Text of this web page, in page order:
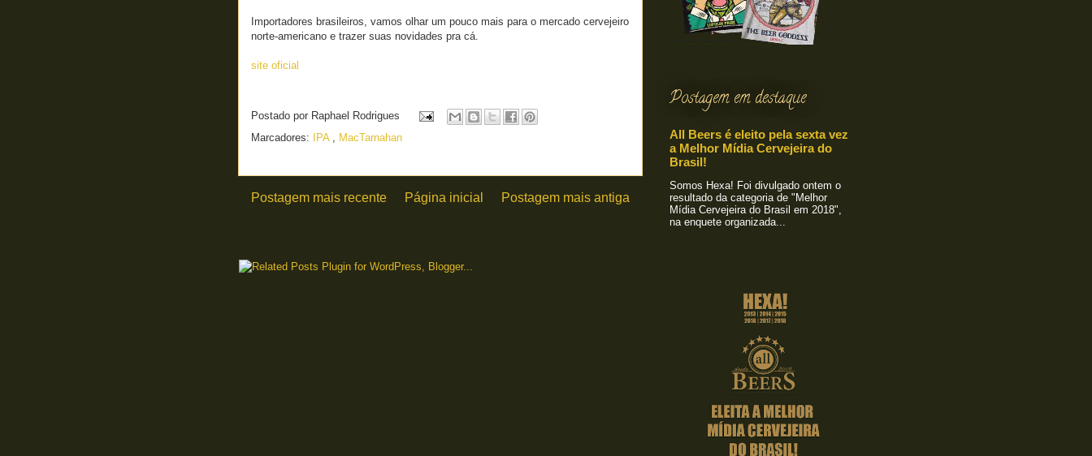
Importadores brasileiros, vamos olhar um pouco mais para o mercado cervejeiro
norte-americano e trazer suas novidades pra cá.
site oficial
Postado por Raphael Rodrigues
Marcadores:
IPA , MacTarnahan
Postagem mais recente Postagem mais antiga
Página inicial
Postagem em destaque
All Beers é eleito pela sexta vez
a Melhor Mídia Cervejeira do
Brasil!
Somos Hexa! Foi divulgado ontem o
resultado da categoria de "Melhor
Mídia Cervejeira do Brasil em 2018",
na enquete organizada...